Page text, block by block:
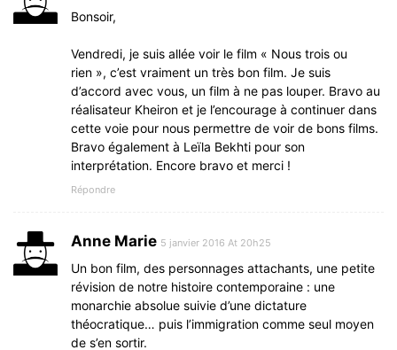
Bonsoir,
Vendredi, je suis allée voir le film « Nous trois ou
rien », c’est vraiment un très bon film. Je suis
d’accord avec vous, un film à ne pas louper. Bravo au
réalisateur Kheiron et je l’encourage à continuer dans
cette voie pour nous permettre de voir de bons films.
Bravo également à Leïla Bekhti pour son
interprétation. Encore bravo et merci !
Répondre
Anne Marie 5 janvier 2016 At 20h25
Un bon film, des personnages attachants, une petite
révision de notre histoire contemporaine : une
monarchie absolue suivie d’une dictature
théocratique… puis l’immigration comme seul moyen
de s’en sortir.